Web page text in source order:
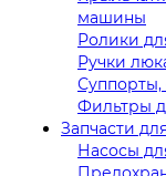
машины
Ролики
Ручки
Фильтры
Запчасти
Насосы